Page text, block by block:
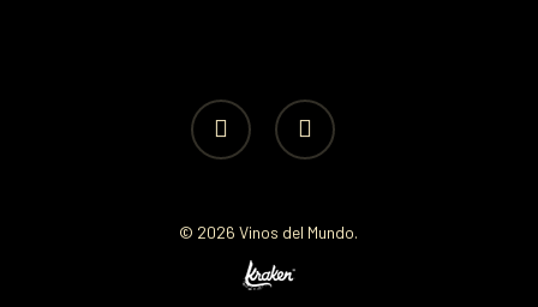
facebook instagram
© 2026 Vinos del Mundo.